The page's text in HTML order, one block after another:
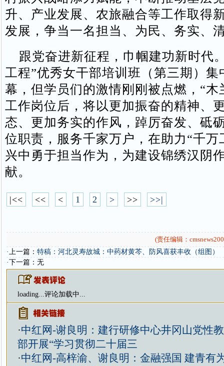
升、产业发展、农旅融合等工作取得
发展，争当一名担当、为民、务实、
跟党奋进新征程，巾帼建功新时代
工程”优秀女干部培训班（第三期）集
幕，但学员们的激情刚刚被点燃，“木
工作岗位后，将以更加振奋的精神、
态、更加务实的作风，踔厉奋发、砥
位职责，服务千家万户，在助力“千万
兴中勇于担当作为，为建设锦绣汉阴
献。
|<< << < 1 2 > >> >>|
(责任编辑：
·上一篇： 特稿：河北灵寿故城：中药材黄芩、防风喜获丰收（组图）
·下一篇：无
loading...评论加载中...
·中红网-谢良明：建行研修中心井冈山党性
部开展“学习贯彻二十届三
·中红网-高梓渝、谢良明：金融强国 建青